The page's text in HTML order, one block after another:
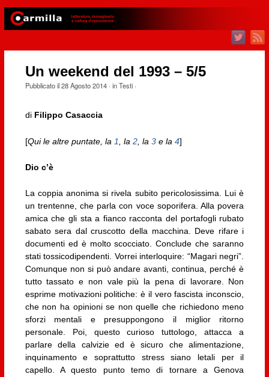
Un weekend del 1993 – 5/5
Pubblicato il28 Agosto 2014· inTesti·
di Filippo Casaccia
[Qui le altre puntate, la 1 , la 2, la 3e la 4]
Dio c’è
La coppia anonima si rivela subito pericolosissima. Lui è
un trentenne, che parla con voce soporifera. Alla povera
amica che gli sta a fianco racconta del portafogli rubato
sabato sera dal cruscotto della macchina. Deve rifare i
documenti ed è molto scocciato. Conclude che saranno
stati tossicodipendenti. Vorrei interloquire: “Magari negri”.
Comunque non si può andare avanti, continua, perché è
tutto tassato e non vale più la pena di lavorare. Non
esprime motivazioni politiche: è il vero fascista inconscio,
che non ha opinioni se non quelle che richiedono meno
sforzi mentali e presuppongono il miglior ritorno
personale. Poi, questo curioso tuttologo, attacca a
parlare della calvizie ed è sicuro che alimentazione,
inquinamento e soprattutto stress siano letali per il
capello. A questo punto temo di tornare a Genova